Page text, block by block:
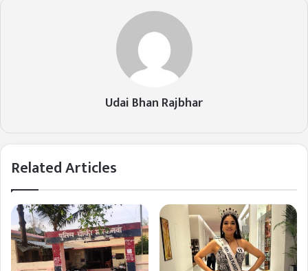
Udai Bhan Rajbhar
Related Articles